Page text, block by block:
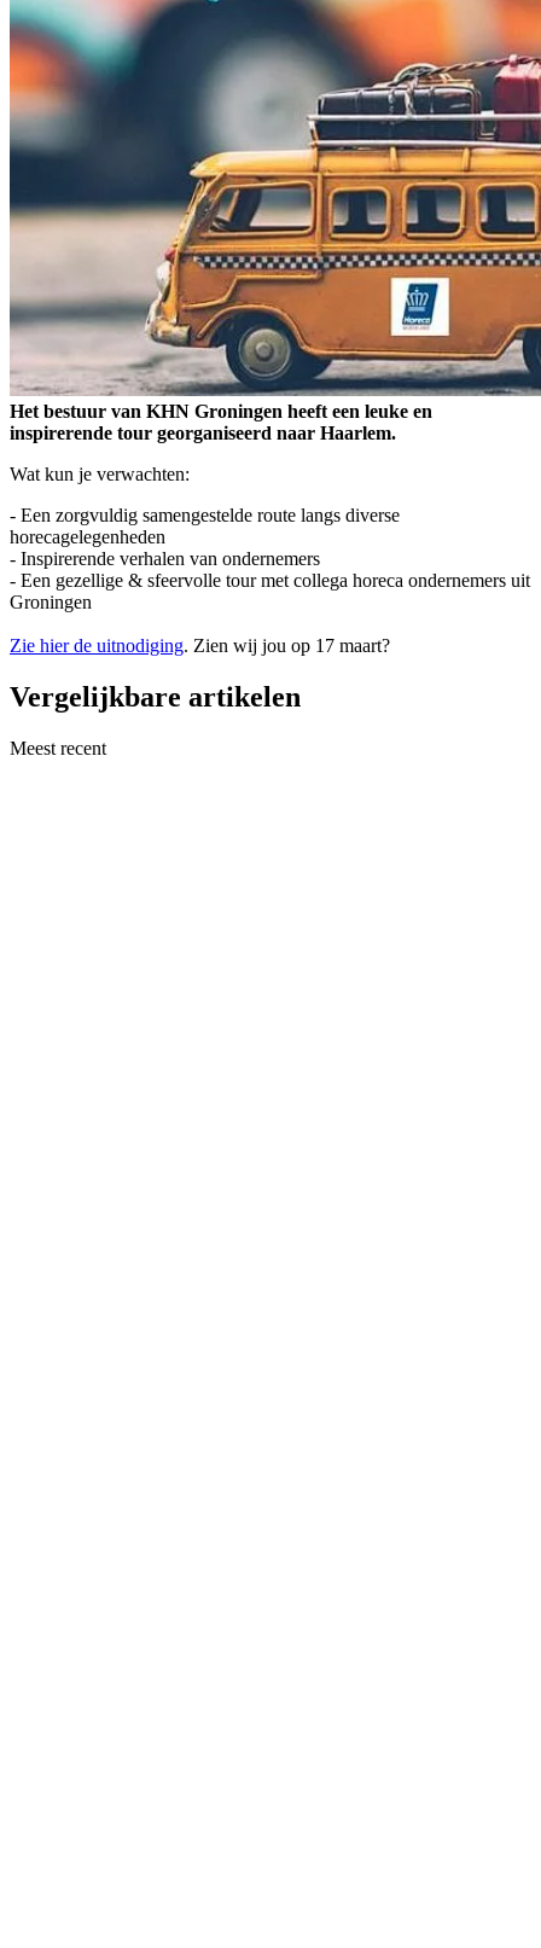
Het bestuur van KHN Groningen heeft een leuke en
inspirerende tour georganiseerd naar Haarlem.
Wat kun je verwachten:
- Een zorgvuldig samengestelde route langs diverse
horecagelegenheden
- Inspirerende verhalen van ondernemers
- Een gezellige & sfeervolle tour met collega horeca ondernemers uit
Groningen
Zie hier de uitnodiging. Zien wij jou op 17 maart?
Vergelijkbare artikelen
Meest recent